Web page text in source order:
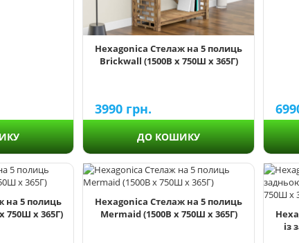
Hexagonica Стелаж на 5 полиць
Brickwall (1500В х 750Ш х 365Г)
3990 грн.
ДО КОШИКУ
на 5 полиць
750Ш х 365Г)
Hexagonica Стелаж на 5 полиць
Mermaid (1500В х 750Ш х 365Г)
із